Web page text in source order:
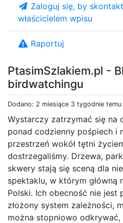
PtasimSzlakiem.pl -
birdwatchingu
Dodano: 2 miesiące 3 tygodnie temu
Wystarczy zatrzymać się na
ponad codzienny pośpiech i
przestrzeń wokół tętni
dostrzegaliśmy. Drzewa,
skwery stają się sceną dla
spektaklu, w którym główną
Polski. Ich obecność nie jest
złożony system zależności,
można stopniowo odkrywać,
Zaloguj się, by
właścicielem wpisu
Raportuj